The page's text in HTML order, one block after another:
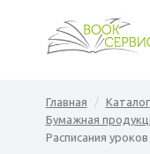
Главная Каталог
Бумажная
Расписания